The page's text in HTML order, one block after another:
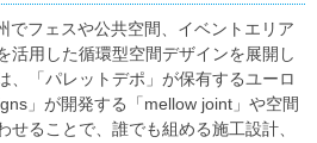
でフェスや公共空間、イベントエリア
活用した循環型空間デザインを展開し
、「パレットデポ」が保有するユーロ
」が開発する「mellow joint」や空間
ることで、誰でも組める施工設計、